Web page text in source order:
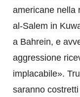
americane nella
al-Salem in
a Bahrein, e
aggressione
implacabile».
saranno